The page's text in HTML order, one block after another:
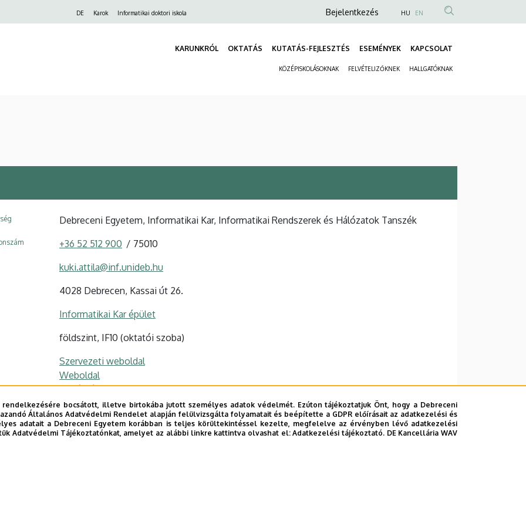
DE Karok Informatikai doktori iskola
Anonim
fiók
menüje
Bejelentkezés HU EN
KARUNKRÓL OKTATÁS KUTATÁS-FEJLESZTÉS ESEMÉNYEK KAPCSOLAT
KÖZÉPISKOLÁSOKNAK FELVÉTELIZŐKNEK HALLGATÓKNAK
Debreceni Egyetem, Informatikai Kar, Informatikai Rendszerek és Hálózatok Tanszék
+36 52 512 900 75010
kuki.attila@inf.unideb.hu
4028 Debrecen, Kassai út 26.
Informatikai Kar épület
földszint, IF10 (oktatói szoba)
Szervezeti weboldal
Weboldal
Tudóstér profil
bocsátott, illetve birtokába jutott személyes adatok védelmét. Ezúton tájékoztatjuk Önt, hogy a Debreceni
Általános Adatvédelmi Rendelet alapján felülvizsgálta folyamatait és beépítette a GDPR előírásait az adatkezelési és
adatait a Debreceni Egyetem korábban is teljes körültekintéssel kezelte, megfelelve az érvényben lévő adatkezelési
Adatvédelmi Tájékoztatónkat, amelyet az alábbi linkre kattintva olvashat el:Adatkezelési tájékoztató. DE Kancellária WAV